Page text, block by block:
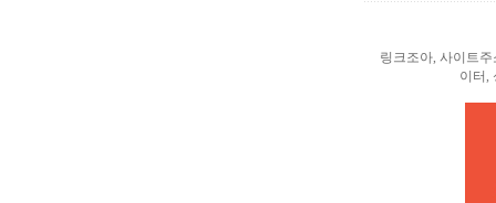
링크조아, 사이트
이터,